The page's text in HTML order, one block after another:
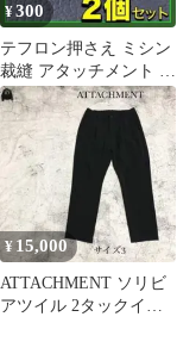
¥300
テフロン押さえ ミシン
裁縫 アタッチメント ス
ムース フット 2個セッ
ト●
¥ 15,000
ATTACHMENT ソリビ
アツイル 2タックイー